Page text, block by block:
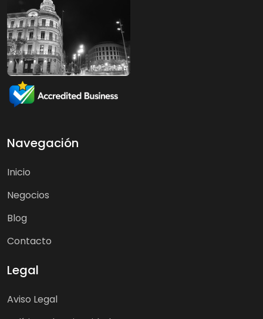
Navegación
Inicio
Negocios
Blog
Contacto
Legal
Aviso Legal